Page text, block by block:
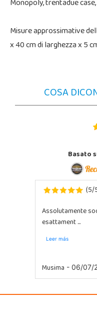
Monopoly, trentadue
Misure approssimative
x 40 cm di larghezza x 5
COSA
Basato
(5/
Assolutamente
esattament ...
Leer más
Musima - 06/07/